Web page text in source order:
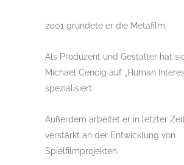
2001 gründete er die Metafilm.
Als Produzent und Gestalter hat
Michael Cencig auf „Human
spezialisiert.
Außerdem arbeitet er in letzter Zeit
verstärkt an der Entwicklung von
Spielfilmprojekten.